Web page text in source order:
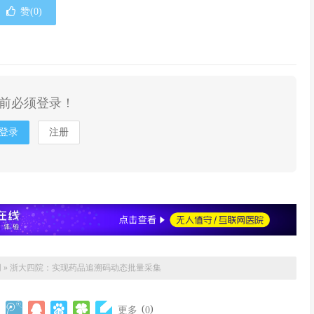
赞(0)
必须登录！
录 注册
» 浙大四院：实现药品追溯码动态批量采集
更多 (0)